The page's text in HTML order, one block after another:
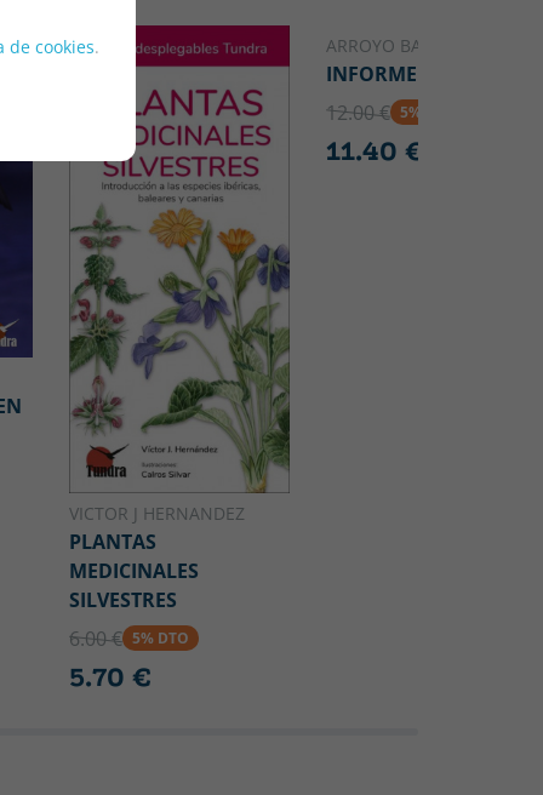
de cookies.
VICTOR J HERNANDEZ
PLANTAS
MEDICINALES
SILVESTRES
6.00 € 5% DTO
5.70 €
ARROYO BAEZA, YELI
INFORME TIERRA
12.00 € 5% DTO
11.40 €